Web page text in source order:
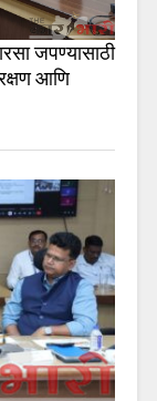
जपण्यासाठी
आणि